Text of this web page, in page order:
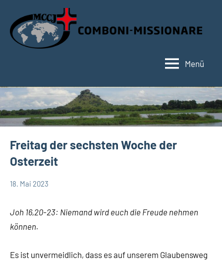
Inhalt
springen
Menü
Freitag der sechsten Woche der
Osterzeit
18. Mai 2023
Joh 16,20-23: Niemand wird euch die Freude nehmen
können.
Es ist unvermeidlich, dass es auf unserem Glaubensweg